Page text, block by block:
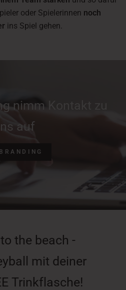
oder Spielerinnen noch
ins Spiel gehen.
nimm Kontakt zu
auf
the beach -
mit deiner
Trinkflasche!